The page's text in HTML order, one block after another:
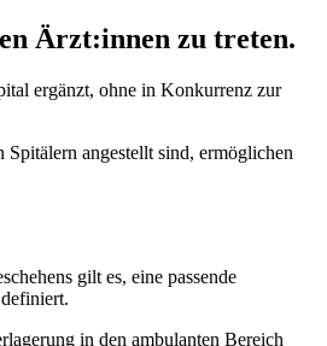
Ärzt:innen zu treten.
ergänzt, ohne in Konkurrenz zur
angestellt sind, ermöglichen
gilt es, eine passende
in den ambulanten Bereich